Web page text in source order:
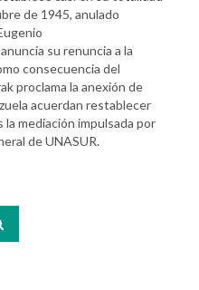
de 1945, anulado
su renuncia a la
consecuencia del
proclama la anexión de
acuerdan restablecer
mediación impulsada por
de UNASUR.